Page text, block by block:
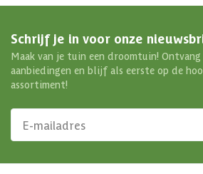
Schrijf je in voor onze
Maak van je tuin een droomtuin! Ontvang
aanbiedingen en blijf als eerste op de
assortiment!